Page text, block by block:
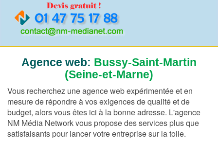
Agence web: Bussy-Saint-Martin
(Seine-et-Marne)
Vous recherchez une agence web expérimentée et en
mesure de répondre à vos exigences de qualité et de
budget, alors vous êtes ici à la bonne adresse. L'agence
NM Média Network vous propose des services plus que
satisfaisants pour lancer votre entreprise sur la toile.